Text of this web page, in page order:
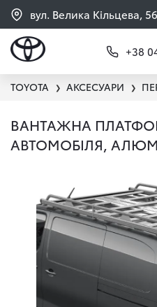
вул. Велика Кільцева, 56
+38
TOYOTA ❯ АКСЕСУАРИ ❯
ВАНТАЖНА
АВТОМОБІЛЯ,